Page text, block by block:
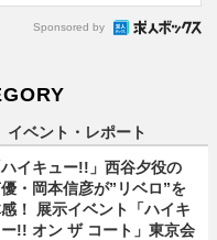
Sponsored by
イベント・レポート
ハイキュー!!」西谷夕役の
・岡本信彦が”リベロ”を
！ 展示イベント「ハイキ
ー!! オン ザ コート」東京会